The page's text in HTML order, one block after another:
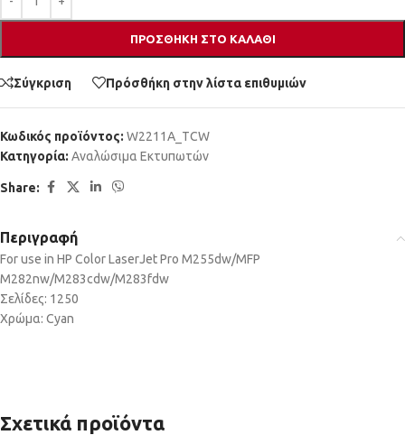
ΠΡΟΣΘΉΚΗ ΣΤΟ ΚΑΛΆΘΙ
Σύγκριση Πρόσθήκη στην λίστα επιθυμιών
Κωδικός προϊόντος: W2211A_TCW
Κατηγορία: Αναλώσιμα Εκτυπωτών
Share:
Περιγραφή
For use in HP Color LaserJet Pro M255dw/MFP
M282nw/M283cdw/M283fdw
Σελίδες: 1250
Χρώμα: Cyan
Σχετικά προϊόντα